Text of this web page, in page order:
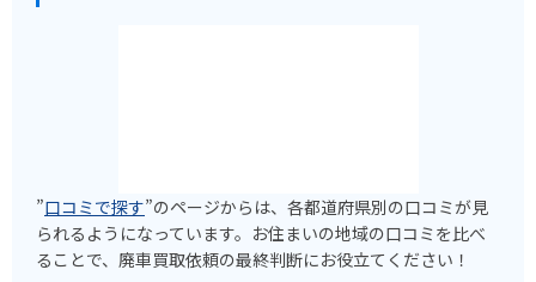
”口コミで探す”のページからは、各都道府県別の口コミが見
られるようになっています。お住まいの地域の口コミを比べ
ることで、廃車買取依頼の最終判断にお役立てください！